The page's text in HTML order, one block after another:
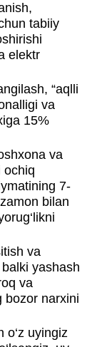
tabiiy
elektr
“aqlli
va
15%
va
ochiq
7-
bilan
va
yashash
va
bozor narxini
o‘z uyingiz